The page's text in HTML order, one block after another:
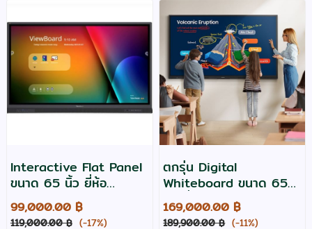
Interactive Flat Panel
ขนาด 65 นิ้ว ยี่ห้อ
Viewsonic รุ่น IFP6532
99,000.00 ฿
119,000.00 ฿ (-17%)
ตกรุ่น Digital
Whiteboard ขนาด 65
นิ้ว ยี่ห้อ Samsung รุ่น
WA65F
169,000.00 ฿
189,900.00 ฿ (-11%)